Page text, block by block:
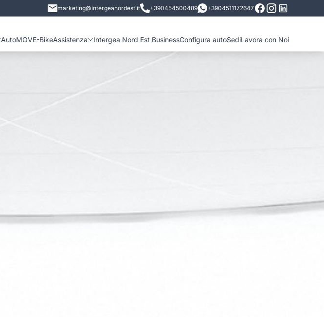
marketing@intergeanordest.it +390454500489 +3904511172647
AutoMOVE-BikeAssistenza Intergea Nord Est BusinessConfigura autoSediLavora con Noi